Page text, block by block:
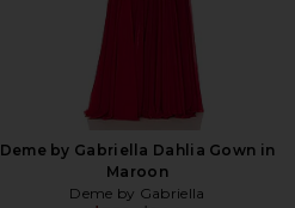
Deme by Gabriella Dahlia Gown in
Maroon
Deme by Gabriella